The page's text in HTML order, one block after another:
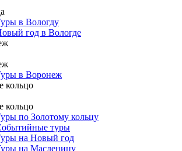
в Вологду
год в Вологде
в Воронеж
кольцо
кольцо
по Золотому кольцу
туры
на Новый год
на Масленицу